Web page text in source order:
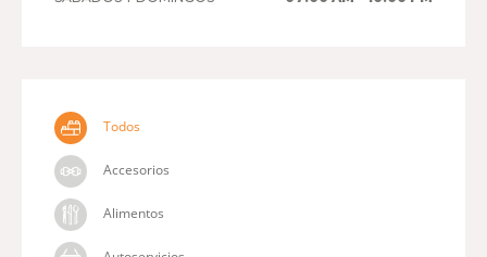
Todos
Accesorios
Alimentos